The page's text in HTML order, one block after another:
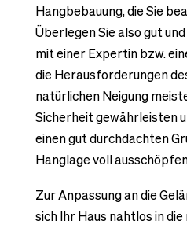
Hangbebauung, die Sie
Überlegen Sie also gut
mit einer Expertin bzw.
die Herausforderungen
natürlichen Neigung
Sicherheit gewährleisten
einen gut durchdachten
Hanglage voll
Zur Anpassung an die
sich Ihr Haus nahtlos in